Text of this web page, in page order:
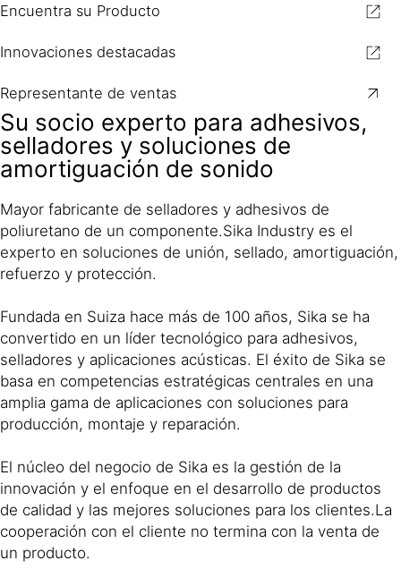
Encuentra su Producto
Innovaciones destacadas
Representante de ventas
Su socio experto para adhesivos,
selladores y soluciones de
amortiguación de sonido
Mayor fabricante de selladores y adhesivos de
poliuretano de un componente.Sika Industry es el
experto en soluciones de unión, sellado, amortiguación,
refuerzo y protección.
Fundada en Suiza hace más de 100 años, Sika se ha
convertido en un líder tecnológico para adhesivos,
selladores y aplicaciones acústicas. El éxito de Sika se
basa en competencias estratégicas centrales en una
amplia gama de aplicaciones con soluciones para
producción, montaje y reparación.
El núcleo del negocio de Sika es la gestión de la
innovación y el enfoque en el desarrollo de productos
de calidad y las mejores soluciones para los clientes.La
cooperación con el cliente no termina con la venta de
un producto.